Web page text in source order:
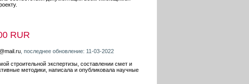
RUR
, последнее обновление: 11-03-2022
строительной экспертизы, составлении смет и
методики, написала и опубликовала научные